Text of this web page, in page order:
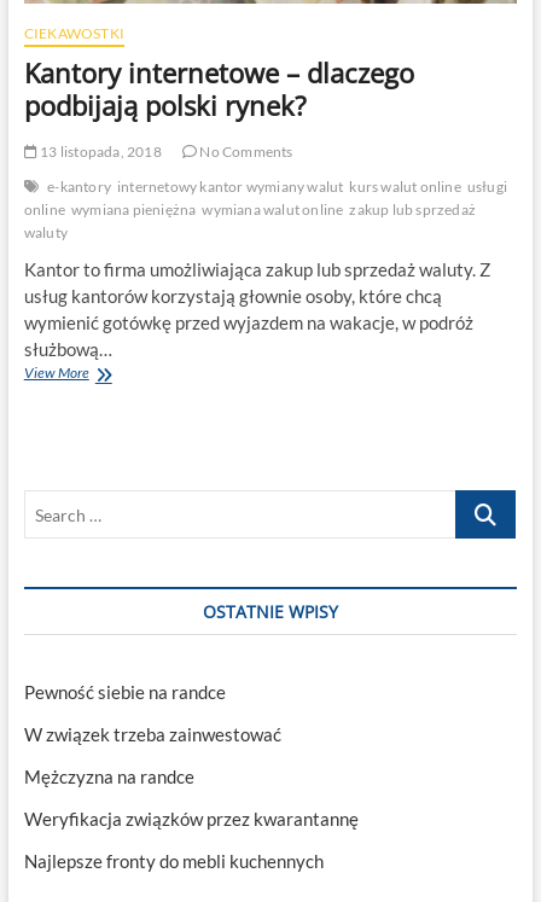
CIEKAWOSTKI
Kantory internetowe – dlaczego
podbijają polski rynek?
13 listopada, 2018
No Comments
e-kantory internetowy kantor wymiany walut kurs walut online usługi
online wymiana pieniężna wymiana walut online zakup lub sprzedaż
waluty
Kantor to firma umożliwiająca zakup lub sprzedaż waluty. Z
usług kantorów korzystają głownie osoby, które chcą
wymienić gotówkę przed wyjazdem na wakacje, w podróż
służbową…
View MoreKantory
Search
OSTATNIE WPISY
Pewność siebie na randce
W związek trzeba zainwestować
Mężczyzna na randce
Weryfikacja związków przez kwarantannę
Najlepsze fronty do mebli kuchennych